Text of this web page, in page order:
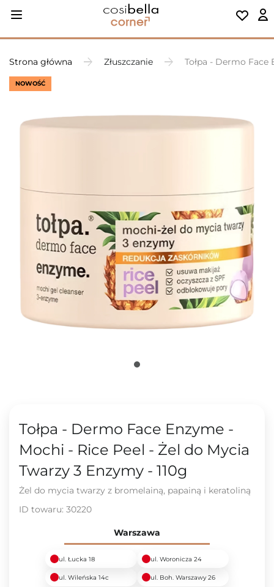
Strona główna Złuszczanie Tołpa - Dermo Face
NOWOŚĆ
Tołpa - Dermo Face Enzyme -
Mochi - Rice Peel - Żel do Mycia
Twarzy 3 Enzymy - 110g
Żel do mycia twarzy z bromelainą, papainą i keratoliną
ID towaru: 30220
Warszawa
ul. Łucka 18 ul. Woronicza 24
ul. Wileńska 14c ul. Boh. Warszawy 26